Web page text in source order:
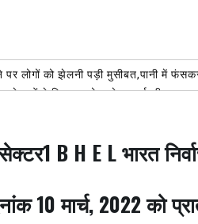
लोगों को झेलनी पड़ी मुसीबत,पानी में
ने दिया सहयोग, सेवा कार्य की जमकर
के लिए 50 प्लस पुरुष वर्ग का
सकुशल उसके परिजनों से मिलाया*
B H E L भारत
10 मार्च, 2022 को